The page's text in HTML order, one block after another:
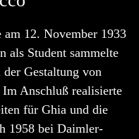
12. November 1933
als Student sammelte
Gestaltung von
Anschluß realisierte
für Ghia und die
1958 bei Daimler-